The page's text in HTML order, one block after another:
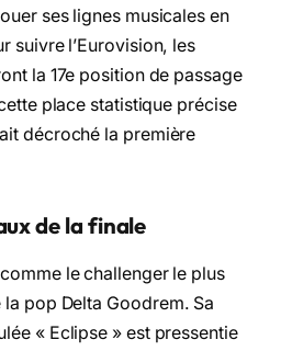
ses lignes musicales en
suivre l’Eurovision, les
la 17e position de passage
place statistique précise
décroché la première
de la finale
le challenger le plus
la pop Delta Goodrem. Sa
« Eclipse » est pressentie